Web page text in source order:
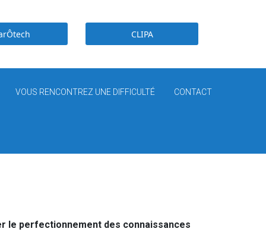
CLIPA
VOUS RENCONTREZ UNE DIFFICULTÉ CONTACT
le perfectionnement des connaissances